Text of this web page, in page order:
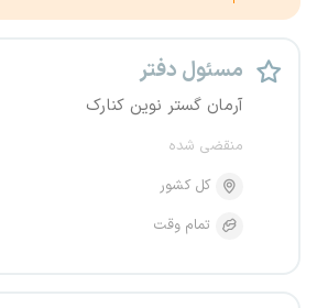
مسئول دفتر
آرمان گستر نوین کنارک
منقضی شده
کل کشور
تمام وقت